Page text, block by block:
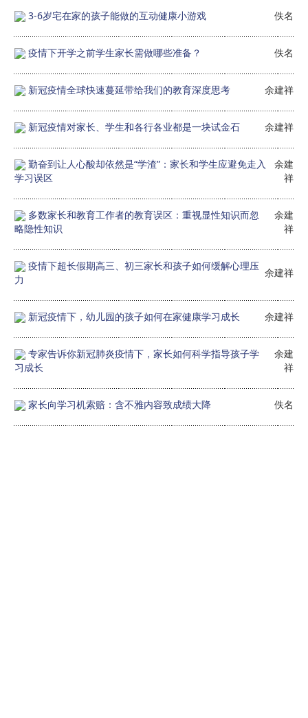
3-6岁宅在家的孩子能做的互动健康小游戏 佚名
疫情下开学之前学生家长需做哪些准备？ 佚名
新冠疫情全球快速蔓延带给我们的教育深度思考 余建祥
新冠疫情对家长、学生和各行各业都是一块试金石 余建祥
勤奋到让人心酸却依然是“学渣”：家长和学生应避免走入
学习误区
余建
祥
多数家长和教育工作者的教育误区：重视显性知识而忽
略隐性知识
余建
祥
疫情下超长假期高三、初三家长和孩子如何缓解心理压
力
余建祥
新冠疫情下，幼儿园的孩子如何在家健康学习成长 余建祥
专家告诉你新冠肺炎疫情下，家长如何科学指导孩子学
习成长
余建
祥
家长向学习机索赔：含不雅内容致成绩大降 佚名